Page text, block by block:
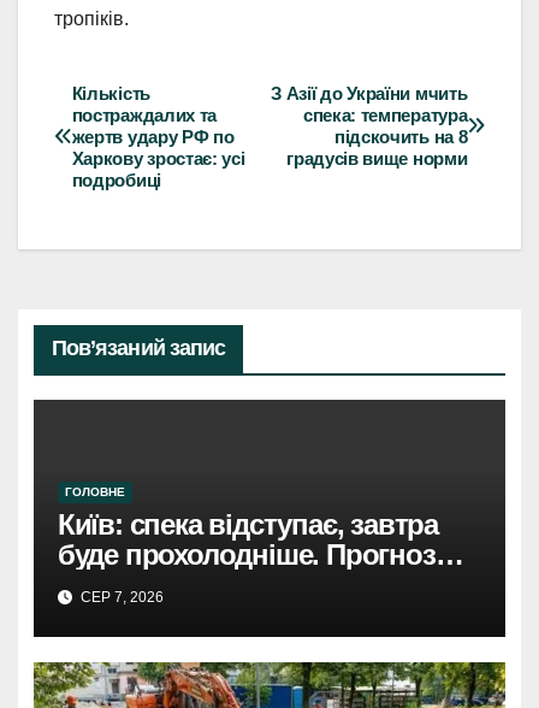
тропіків.
Навігація
записів
З Азії до України мчить
спека: температура
підскочить на 8
градусів вище норми
Кількість
постраждалих та
жертв удару РФ по
Харкову зростає: усі
подробиці
Пов’язаний запис
ГОЛОВНЕ
Київ: спека відступає, завтра
буде прохолодніше. Прогноз
погоди
СЕР 7, 2026